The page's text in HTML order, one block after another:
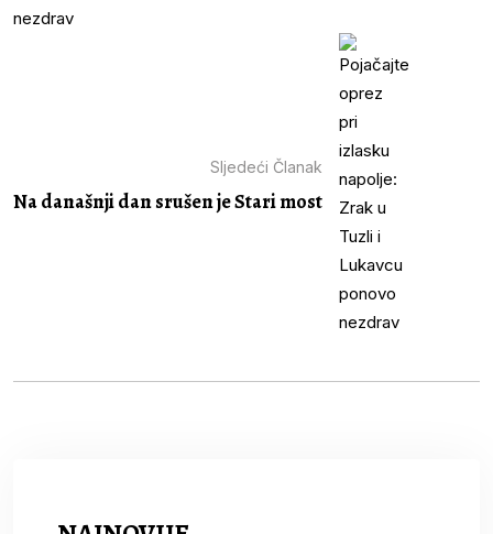
Sljedeći Članak
Na današnji dan srušen je Stari most